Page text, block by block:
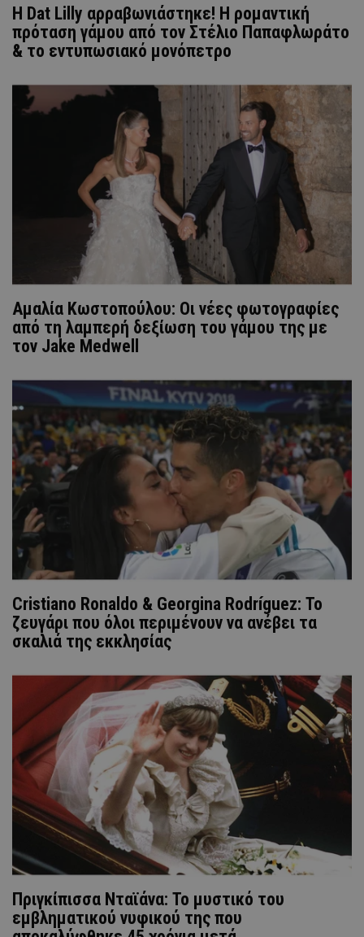
Η Dat Lilly αρραβωνιάστηκε! Η ρομαντική
πρόταση γάμου από τον Στέλιο Παπαφλωράτο
& το εντυπωσιακό μονόπετρο
Αμαλία Κωστοπούλου: Οι νέες φωτογραφίες
από τη λαμπερή δεξίωση του γάμου της με
τον Jake Medwell
Cristiano Ronaldo & Georgina Rodríguez: Το
ζευγάρι που όλοι περιμένουν να ανέβει τα
σκαλιά της εκκλησίας
Πριγκίπισσα Νταϊάνα: Το μυστικό του
εμβληματικού νυφικού της που